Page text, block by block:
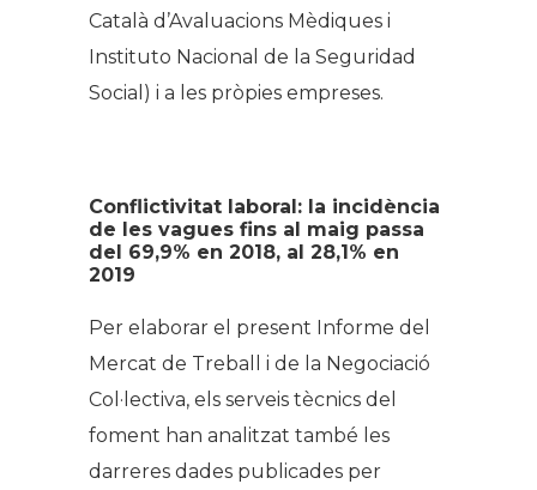
Català d’Avaluacions Mèdiques i
Instituto Nacional de la Seguridad
Social) i a les pròpies empreses.
Conflictivitat laboral: la incidència
de les vagues fins al maig passa
del 69,9% en 2018, al 28,1% en
2019
Per elaborar el present Informe del
Mercat de Treball i de la Negociació
Col·lectiva, els serveis tècnics del
foment han analitzat també les
darreres dades publicades per